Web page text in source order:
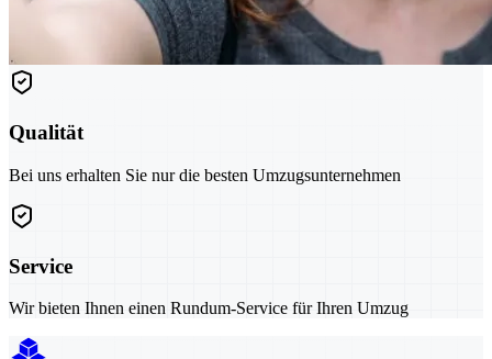
Qualität
Bei uns erhalten Sie nur die besten Umzugsunternehmen
Service
Wir bieten Ihnen einen Rundum-Service für Ihren Umzug